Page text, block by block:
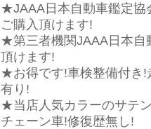
★JAAA日本自動車鑑定協
ご購入頂けます!
★第三者機関JAAA日本自
頂けます!
★お得です!車検整備付き!
有り!
★当店人気カラーのサテ
チェーン車!修復歴無し!